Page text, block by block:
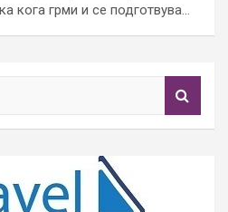
кога грми и се подготвува…